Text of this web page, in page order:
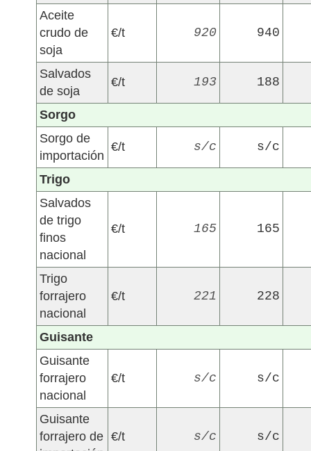
Aceite
crudo de
soja
€/t 920 940
Salvados
de soja
€/t 193 188
Sorgo
Sorgo de
importación
€/t s/c s/c
Trigo
Salvados
de trigo
finos
nacional
€/t 165 165
Trigo
forrajero
nacional
€/t 221 228
Guisante
Guisante
forrajero
nacional
€/t s/c s/c
Guisante
forrajero de €/t s/c s/c